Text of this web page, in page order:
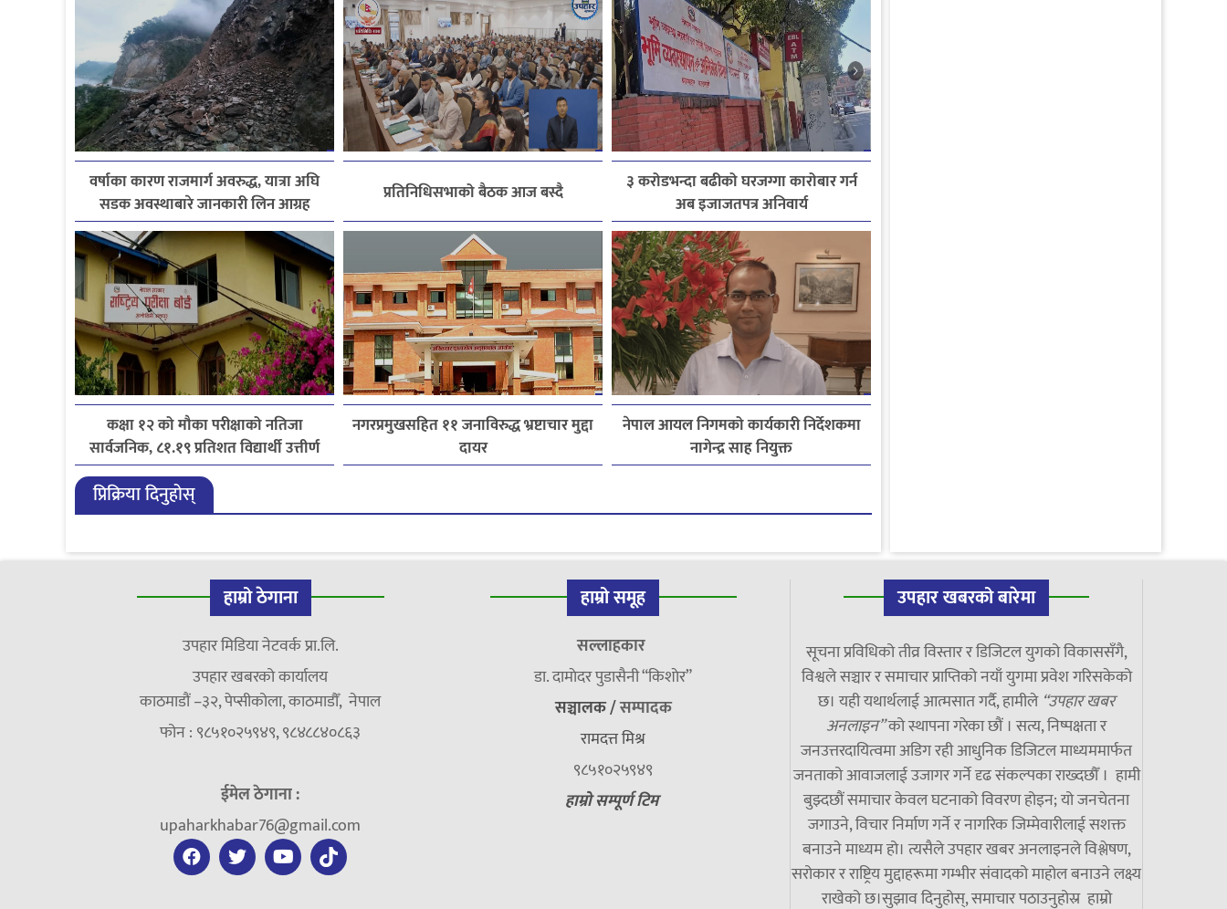
वर्षाका कारण राजमार्ग अवरुद्ध, यात्रा अघि
सडक अवस्थाबारे जानकारी लिन आग्रह
प्रतिनिधिसभाको बैठक आज बस्दै
३ करोडभन्दा बढीको घरजग्गा कारोबार गर्न
अब इजाजतपत्र अनिवार्य
कक्षा १२ को मौका परीक्षाको नतिजा
सार्वजनिक, ८१.१९ प्रतिशत विद्यार्थी उत्तीर्ण
नगरप्रमुखसहित ११ जनाविरुद्ध भ्रष्टाचार मुद्दा
दायर
नेपाल आयल निगमको कार्यकारी निर्देशकमा
नागेन्द्र साह नियुक्त
प्रिक्रिया दिनुहोस्
हाम्रो ठेगाना
उपहार मिडिया नेटवर्क प्रा.लि.
उपहार खबरको कार्यालय
काठमाडौं –३२, पेप्सीकोला, काठमाडौँ, नेपाल
फोन : ९८५१०२५९४९, ९८४८८४०८६३
ईमेल ठेगाना :
upaharkhabar76@gmail.com
हाम्रो समूह
सल्लाहकार
डा. दामाेदर पुडासैनी “किशाेर”
सञ्चालक /सम्पादक
रामदत्त मिश्र
९८५१०२५९४९
हाम्रो सम्पूर्ण टिम
उपहार खबरको बारेमा
सूचना प्रविधिको तीव्र विस्तार र डिजिटल युगको विकाससँगै,
विश्वले सञ्चार र समाचार प्राप्तिको नयाँ युगमा प्रवेश गरिसकेको
छ। यही यथार्थलाई आत्मसात गर्दै, हामीले “उपहार खबर
अनलाइन”को स्थापना गरेका छौं । सत्य, निष्पक्षता र
जनउत्तरदायित्वमा अडिग रही आधुनिक डिजिटल माध्यममार्फत
जनताको आवाजलाई उजागर गर्ने दृढ संकल्पका राख्दछौँ । हामी
बुझ्दछौं समाचार केवल घटनाको विवरण होइन; यो जनचेतना
जगाउने, विचार निर्माण गर्ने र नागरिक जिम्मेवारीलाई सशक्त
बनाउने माध्यम हो। त्यसैले उपहार खबर अनलाइनले विश्लेषण,
सरोकार र राष्ट्रिय मुद्दाहरूमा गम्भीर संवादको माहोल बनाउने लक्ष्य
राखेको छ।सुझाव दिनुहोस्, समाचार पठाउनुहोस्र हाम्रो